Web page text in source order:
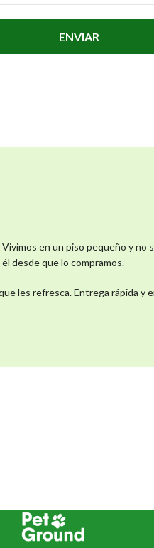
en un piso pequeño y no
desde que lo compramos.
les refresca. Entrega rápida y